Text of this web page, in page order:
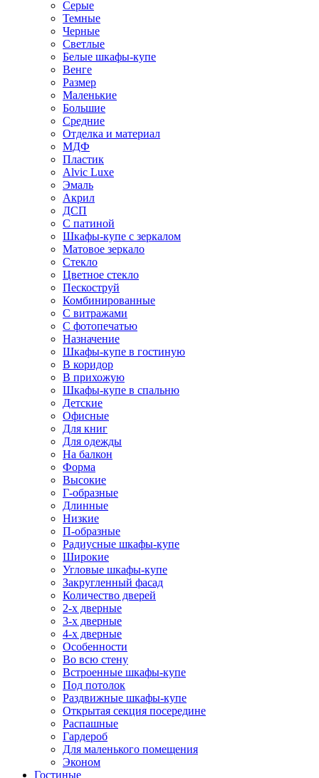
Серые
Темные
Черные
Светлые
Белые шкафы-купе
Венге
Размер
Маленькие
Большие
Средние
Отделка и материал
МДФ
Пластик
Alvic Luxe
Эмаль
Акрил
ДСП
С патиной
Шкафы-купе с зеркалом
Матовое зеркало
Стекло
Цветное стекло
Пескоструй
Комбинированные
С витражами
С фотопечатью
Назначение
Шкафы-купе в гостиную
В коридор
В прихожую
Шкафы-купе в спальню
Детские
Офисные
Для книг
Для одежды
На балкон
Форма
Высокие
Г-образные
Длинные
Низкие
П-образные
Радиусные шкафы-купе
Широкие
Угловые шкафы-купе
Закругленный фасад
Количество дверей
2-х дверные
3-х дверные
4-х дверные
Особенности
Во всю стену
Встроенные шкафы-купе
Под потолок
Раздвижные шкафы-купе
Открытая секция посередине
Распашные
Гардероб
Для маленького помещения
Эконом
Гостиные